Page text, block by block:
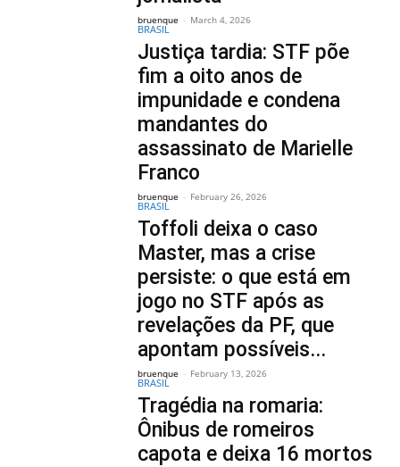
bruenque - March 4, 2026
BRASIL
Justiça tardia: STF põe
fim a oito anos de
impunidade e condena
mandantes do
assassinato de Marielle
Franco
bruenque - February 26, 2026
BRASIL
Toffoli deixa o caso
Master, mas a crise
persiste: o que está em
jogo no STF após as
revelações da PF, que
apontam possíveis...
bruenque - February 13, 2026
BRASIL
Tragédia na romaria:
Ônibus de romeiros
capota e deixa 16 mortos